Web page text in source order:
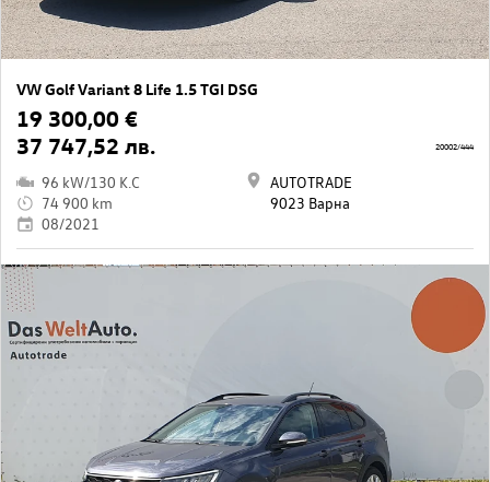
VW Golf Variant 8 Life 1.5 TGI DSG
19 300,00 €
37 747,52 лв.
96 kW/130 K.C
74 900 km
08/2021
AUTOTRADE
9023 Варна
20002/444